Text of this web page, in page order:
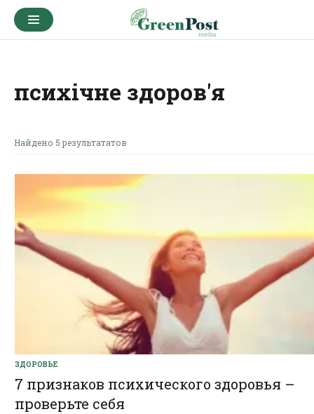
психічне здоров'я
Найдено 5 результататов
ЗДОРОВЬЕ
7 признаков психического здоровья –
проверьте себя